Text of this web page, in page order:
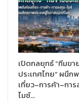
“ทางบริษัทเล็งเห็นถึง
คนไทยกำลังนิยมและ
โลก ก็เป็นไปในทางเ
DFSK รุ่น Glory i-
รถยนต์ SUV ที่ มีจุดข
และสามารถนั่งได้7 ที่นั่
สวยงามแบบ Soft
อัตโนมัติ ใบปัดแบบ
เปิดกลยุทธ์ “ทีมขา
ประเทศไทย” ผนึก
เที่ยว–การค้า–กา
ไมซ์…